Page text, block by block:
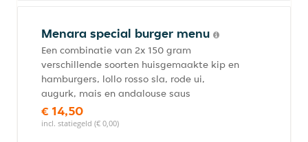
Menara special burger menu
Een combinatie van 2x 150 gram
verschillende soorten huisgemaakte kip en
hamburgers, lollo rosso sla, rode ui,
augurk, mais en andalouse saus
€ 14,50
incl. statiegeld (€ 0,00)